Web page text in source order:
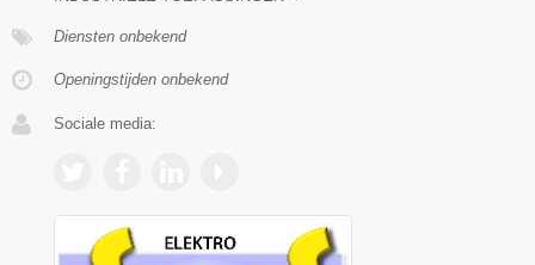
Diensten onbekend
Openingstijden onbekend
Sociale media: